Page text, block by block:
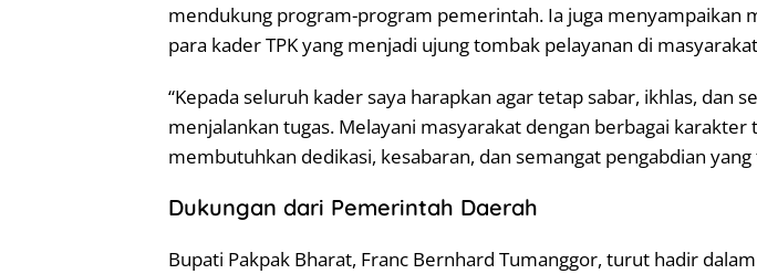
mendukung program-program pemerintah. Ia juga menyampaikan
para kader TPK yang menjadi ujung tombak pelayanan di
“Kepada seluruh kader saya harapkan agar tetap sabar, ikhlas, dan
menjalankan tugas. Melayani masyarakat dengan berbagai karakter
membutuhkan dedikasi, kesabaran, dan semangat pengabdian yang
Dukungan dari Pemerintah Daerah
Bupati Pakpak Bharat, Franc Bernhard Tumanggor, turut hadir